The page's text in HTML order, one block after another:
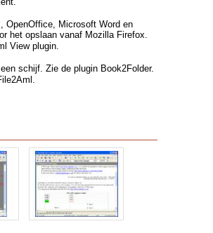
OpenOffice, Microsoft Word en
het opslaan vanaf Mozilla Firefox.
View plugin.
schijf. Zie de plugin Book2Folder.